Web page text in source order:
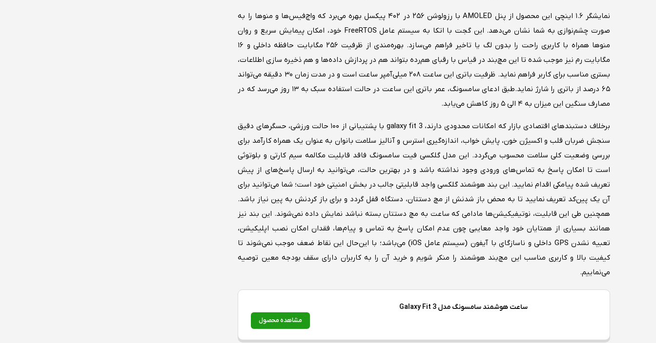
نمایشگر ۱.۶ اینچی این محصول از پنل AMOLED با رزولوشن ۲۵۶ در ۴۰۲ پیکسل بهره می‌برد که واچ‌فیس‌ها و منوها را به
صورت چشم‌نوازی به شما نشان می‌دهد. این گجت با اتکا به سیستم عامل FreeRTOS خود، امکان پیمایش سریع و روان
منوها همراه با کاربری راحت را بدون لگ یا تاخیر فراهم می‌سازد. بهره‌مندی از ظرفیت ۲۵۶ مگابایت حافظه داخلی و ۱۶
مگابایت رم نیز موجب شده تا این مچ‌بند در قیاس با رقبای هم‌رده بتواند هم در پردازش داده‌ها و هم ذخیره سازی اطلاعات،
بستری مناسب برای کاربر فراهم نماید. ظرفیت باتری این ساعت ۲۰۸ میلی‌آمپر ساعت است و در مدت زمان ۳۰ دقیقه می‌تواند
۶۵ درصد از باتری را شارژ نماید.طبق ادعای سامسونگ، عمر باتری این ساعت در حالت استفاده سبک به ۱۳ روز می‌رسد که در
مصارف سنگین این میزان به ۴ الی ۵ روز کاهش می‌یابد.
برخلاف دستبند‌های اقتصادی بازار که امکانات محدودی دارند، galaxy fit 3 با پشتیبانی از ۱۰۰ حالت ورزشی، حسگرهای دقیق
سنجش ضربان قلب و اکسیژن خون، پایش خواب، اندازه‌گیری استرس و آنالیز سلامت بانوان به عنوان یک همراه کارآمد برای
بررسی وضعیت کلی سلامت محسوب می‌گردد. این مدل گلکسی فیت سامسونگ فاقد قابلیت مکالمه سیم کارتی و بلوتوثی
است تا امکان پاسخ به تماس‌های ورودی وجود نداشته باشد و در بهترین حالت، می‌توانید به ارسال پاسخ‌های از پیش
تعریف شده پیامکی اقدام نمایید. این بند هوشمند گلکسی واجد قابلیتی جالب در بخش امنیتی خود است؛ شما می‌توانید برای
آن یک پین‌کد تعریف نمایید تا به محض باز شدنش از مچ دستتان، دستگاه قفل گردد و برای باز کردنش به پین نیاز باشد.
همچنین طی این قابلیت، نوتیفیکیشن‌ها مادامی که ساعت به مچ دستتان بسته نباشد نمایش داده نمی‌شوند. این بند نیز
همانند بسیاری از همتایان خود واجد معایبی چون عدم امکان پاسخ به تماس و پیام‌ها، فقدان امکان نصب اپلیکیشن،
تعبیه نشدن GPS داخلی و ناسازگای با آیفون (سیستم عامل iOS) می‌باشد؛ با این‌حال این نقاط ضعف موجب نمی‌شوند تا
کیفیت بالا و کاربری مناسب این مچ‌بند هوشمند را منکر شویم و خرید آن را به کاربران دارای سقف بودجه معین توصیه
می‌نماییم.
ساعت هوشمند سامسونگ مدل Galaxy Fit 3
مشاهده محصول